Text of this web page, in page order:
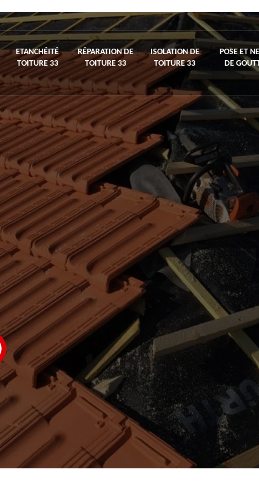
ETANCHÉITÉ
TOITURE 33
RÉPARATION DE
TOITURE 33
ISOLATION DE
TOITURE 33
POSE ET
DE